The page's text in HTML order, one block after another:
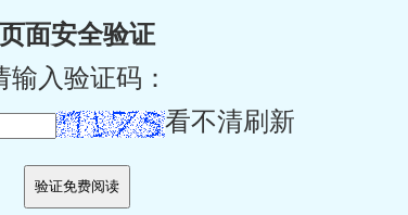
页面安全验证
输入验证码：
看不清刷新